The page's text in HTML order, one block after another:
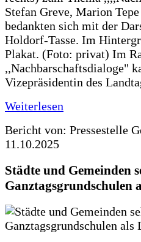
Stefan Greve, Marion
bedankten sich mit der
Holdorf-Tasse. Im
Plakat. (Foto: privat) Im
,,Nachbarschaftsdialoge"
Vizepräsidentin des
Weiterlesen
Bericht von: Pressestelle
11.10.2025
Städte und Gemeinden
Ganztagsgrundschulen